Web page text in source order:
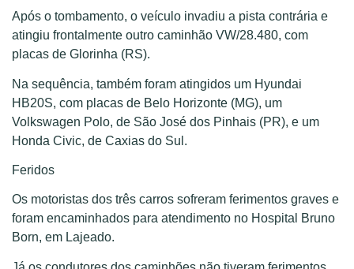
Após o tombamento, o veículo invadiu a pista contrária e
atingiu frontalmente outro caminhão VW/28.480, com
placas de Glorinha (RS).
Na sequência, também foram atingidos um Hyundai
HB20S, com placas de Belo Horizonte (MG), um
Volkswagen Polo, de São José dos Pinhais (PR), e um
Honda Civic, de Caxias do Sul.
Feridos
Os motoristas dos três carros sofreram ferimentos graves e
foram encaminhados para atendimento no Hospital Bruno
Born, em Lajeado.